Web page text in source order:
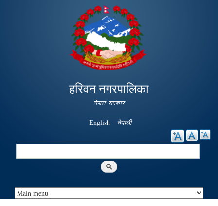
Skip to
main
content
हरिवन नगरपालिका
नेपाल सरकार
English नेपाली
Search